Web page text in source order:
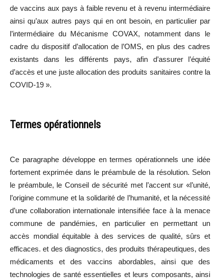
de vaccins aux pays à faible revenu et à revenu intermédiaire
ainsi qu’aux autres pays qui en ont besoin, en particulier par
l’intermédiaire du Mécanisme COVAX, notamment dans le
cadre du dispositif d’allocation de l’OMS, en plus des cadres
existants dans les différents pays, afin d’assurer l’équité
d’accès et une juste allocation des produits sanitaires contre la
COVID-19 ».
Termes opérationnels
Ce paragraphe développe en termes opérationnels une idée
fortement exprimée dans le préambule de la résolution. Selon
le préambule, le Conseil de sécurité met l’accent sur «l’unité,
l’origine commune et la solidarité de l’humanité, et la nécessité
d’une collaboration internationale intensifiée face à la menace
commune de pandémies, en particulier en permettant un
accès mondial équitable à des services de qualité, sûrs et
efficaces. et des diagnostics, des produits thérapeutiques, des
médicaments et des vaccins abordables, ainsi que des
technologies de santé essentielles et leurs composants, ainsi